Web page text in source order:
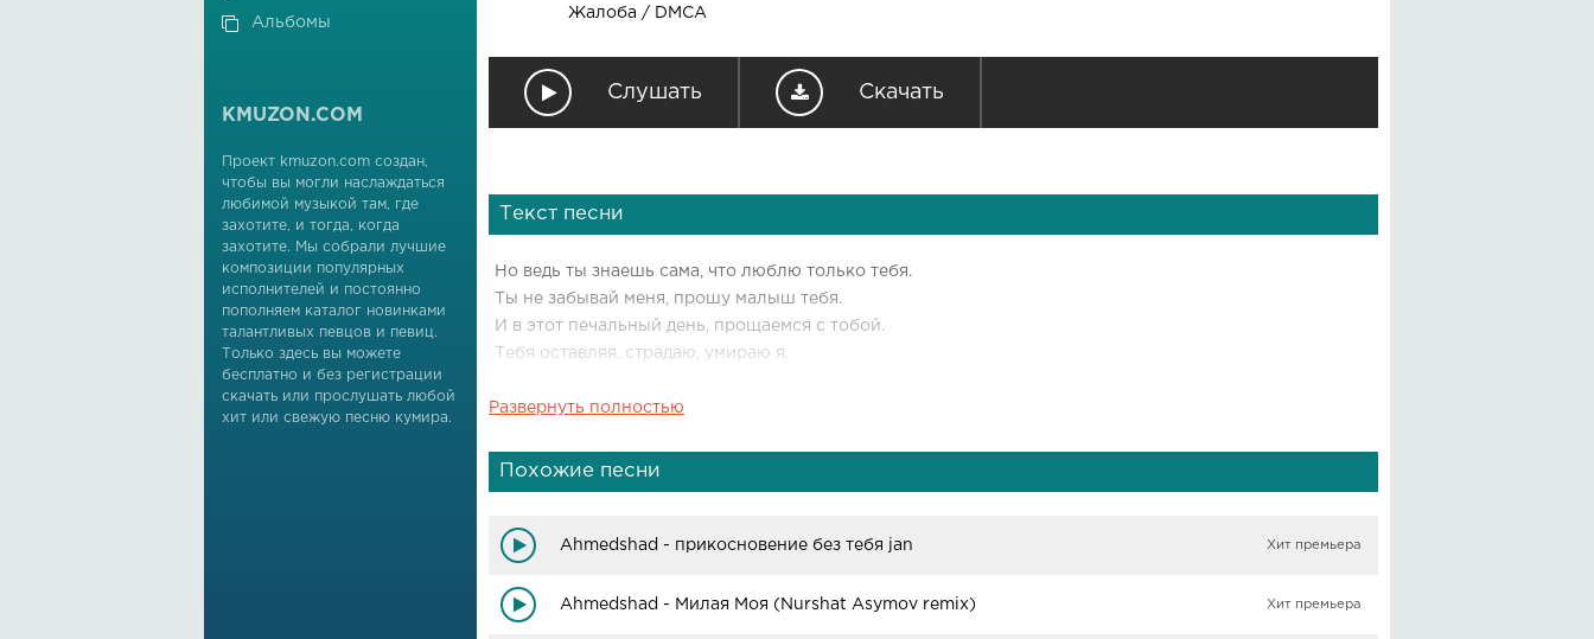
Жалоба / DMCA
Слушать Скачать
Текст песни
Но ведь ты знаешь сама, что люблю только тебя.
Ты не забывай меня, прошу малыш тебя.
И в этот печальный день, прощаемся с тобой.
Тебя оставляя, страдаю, умираю я.
Я сказал тебе -"Люблю тебя, люблю."
Я тебя молил, сказав - "Я без тебя умру."
Ты посмотрела и громко - "Давай я подожду."
Я спросил тебя - "Что делать без тебя?"
Я в слезах шепнул - "Ну хочешь докажу?"
А ты сказала, не веря - "Давай, ну я же жду!"
Развернуть полностью
Похожие песни
Ahmedshad - прикосновение без тебя jan Хит премьера
Ahmedshad - Милая Моя (Nurshat Asymov remix) Хит премьера
Альбомы
KMUZON.COM
Проект kmuzon.com создан,
чтобы вы могли наслаждаться
любимой музыкой там, где
захотите, и тогда, когда
захотите. Мы собрали лучшие
композиции популярных
исполнителей и постоянно
пополняем каталог новинками
талантливых певцов и певиц.
Только здесь вы можете
бесплатно и без регистрации
скачать или прослушать любой
хит или свежую песню кумира.